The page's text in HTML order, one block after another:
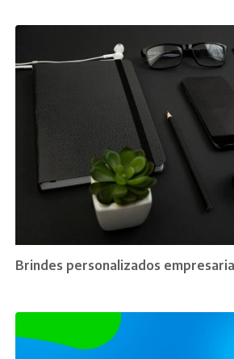
Brindes personalizados